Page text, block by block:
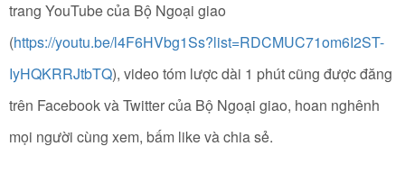
trang YouTube của Bộ Ngoại giao
(https://youtu.be/l4F6HVbg1Ss?list=RDCMUC71om6I2ST-
IyHQKRRJtbTQ), video tóm lược dài 1 phút cũng được đăng
trên Facebook và Twitter của Bộ Ngoại giao, hoan nghênh
mọi người cùng xem, bấm like và chia sẻ.